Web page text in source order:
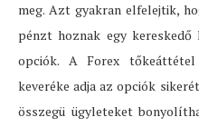
meg. Azt gyakran elfelejtik,
pénzt hoznak egy kereskedő
opciók. A Forex tőkeáttétel
keveréke adja az opciók
összegü ügyleteket